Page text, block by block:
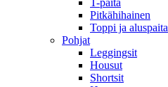
T-paita
Pitkähihainen
Toppi ja aluspaita
Pohjat
Leggingsit
Housut
Shortsit